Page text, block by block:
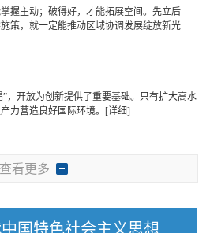
握主动；破得好，才能拓展空间。先立后
策，就一定能推动区域协调发展绽放新光
”，开放为创新提供了重要基础。只有扩大高水
力营造良好国际环境。 [详细]
查看更多
国特色社会主义思想